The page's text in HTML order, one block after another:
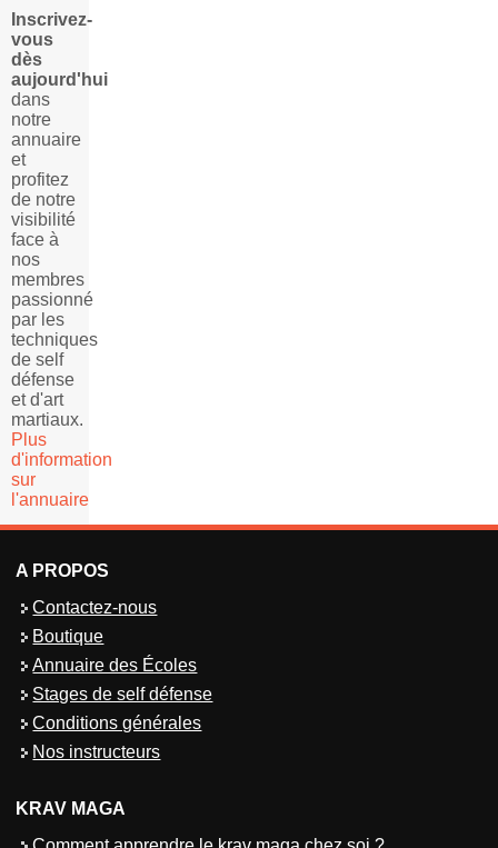
Inscrivez-
vous
dès
aujourd'hui
dans
notre
annuaire
et
profitez
de notre
visibilité
face à
nos
membres
passionné
par les
techniques
de self
défense
et d'art
martiaux.
Plus
d'information
sur
l'annuaire
A PROPOS
Contactez-nous
Boutique
Annuaire des Écoles
Stages de self défense
Conditions générales
Nos instructeurs
KRAV MAGA